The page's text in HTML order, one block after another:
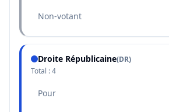
Non-votant
Droite Républicaine(DR)
Total :4
Pour